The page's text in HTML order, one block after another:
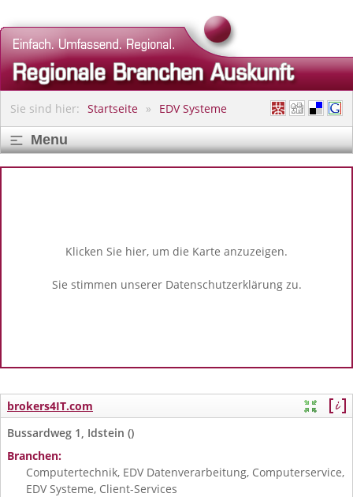
Sie sind hier: Startseite EDV Systeme
Menu
Klicken Sie hier, um die Karte anzuzeigen.
Sie stimmen unserer Datenschutzerklärungzu.
brokers4IT.com
Bussardweg 1, Idstein ()
Branchen:
Computertechnik, EDV Datenverarbeitung, Computerservice,
EDV Systeme, Client-Services